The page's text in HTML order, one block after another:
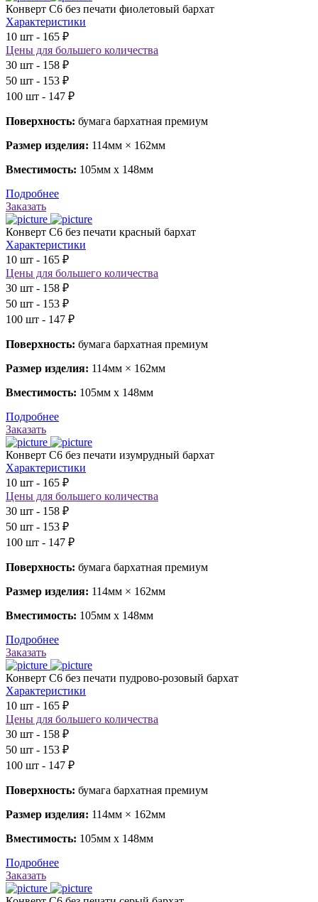
Конверт С6 без печати фиолетовый бархат
Характеристики
10 шт - 165 ₽
Цены для большего количества
30 шт - 158 ₽
50 шт - 153 ₽
100 шт - 147 ₽
Поверхность: бумага бархатная премиум
Размер изделия: 114мм × 162мм
Вместимость: 105мм х 148мм
Подробнее
Заказать
Конверт С6 без печати красный бархат
Характеристики
10 шт - 165 ₽
Цены для большего количества
30 шт - 158 ₽
50 шт - 153 ₽
100 шт - 147 ₽
Поверхность: бумага бархатная премиум
Размер изделия: 114мм × 162мм
Вместимость: 105мм х 148мм
Подробнее
Заказать
Конверт С6 без печати изумрудный бархат
Характеристики
10 шт - 165 ₽
Цены для большего количества
30 шт - 158 ₽
50 шт - 153 ₽
100 шт - 147 ₽
Поверхность: бумага бархатная премиум
Размер изделия: 114мм × 162мм
Вместимость: 105мм х 148мм
Подробнее
Заказать
Конверт С6 без печати пудрово-розовый бархат
Характеристики
10 шт - 165 ₽
Цены для большего количества
30 шт - 158 ₽
50 шт - 153 ₽
100 шт - 147 ₽
Поверхность: бумага бархатная премиум
Размер изделия: 114мм × 162мм
Вместимость: 105мм х 148мм
Подробнее
Заказать